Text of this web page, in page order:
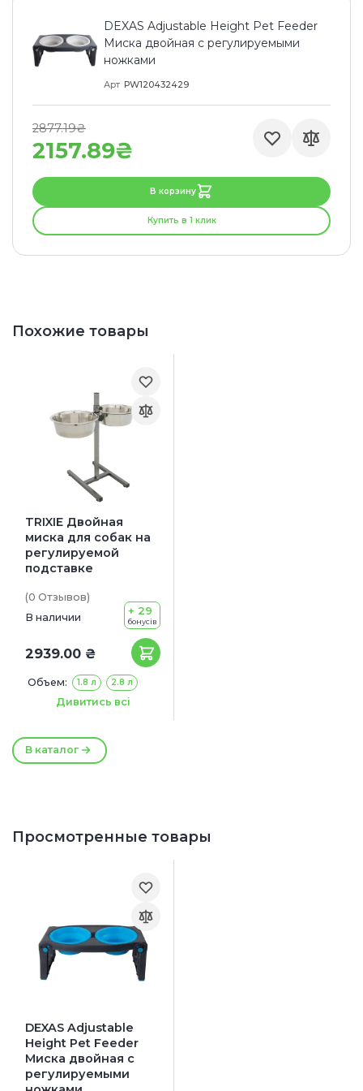
DEXAS Adjustable Height Pet Feeder
Миска двойная с регулируемыми
ножками
Арт PW120432429
2157.89₴
2877.19₴
В корзину
Купить в 1 клик
Похожие товары
В каталог
TRIXIE Двойная
миска для собак на
регулируемой
подставке
(0 Отзывов)
В наличии
2939.00 ₴
+ 29
бонусів
Объем: 1.8 л 2.8 л
Размер: 20 см
24 см
Дивитись всі
Просмотренные товары
DEXAS Adjustable
Height Pet Feeder
Миска двойная с
регулируемыми